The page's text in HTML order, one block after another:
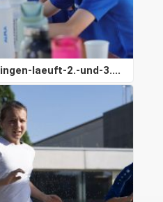
laeuft-2.-und-3....